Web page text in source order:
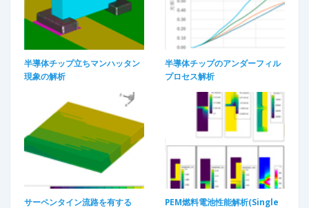
半導体チップ立ちマンハッタン
現象の解析
半導体チップのアンダーフィル
プロセス解析
サーペンタイン流路を有する
PEM燃料電池性能解析(Single